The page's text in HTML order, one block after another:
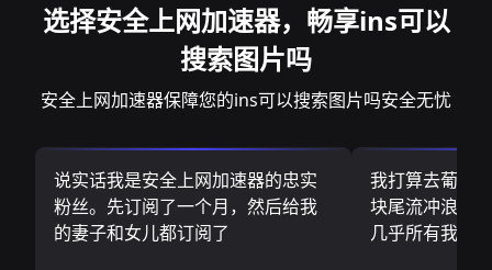
选择安全上网加速器，畅享ins可以
搜索图片吗
安全上网加速器保障您的ins可以搜索图片吗安全无忧
说实话我是安全上网加速器的忠实
粉丝。先订阅了一个月，然后给我
的妻子和女儿都订阅了
我打算去葡萄
块尾流冲浪板
几乎所有我需